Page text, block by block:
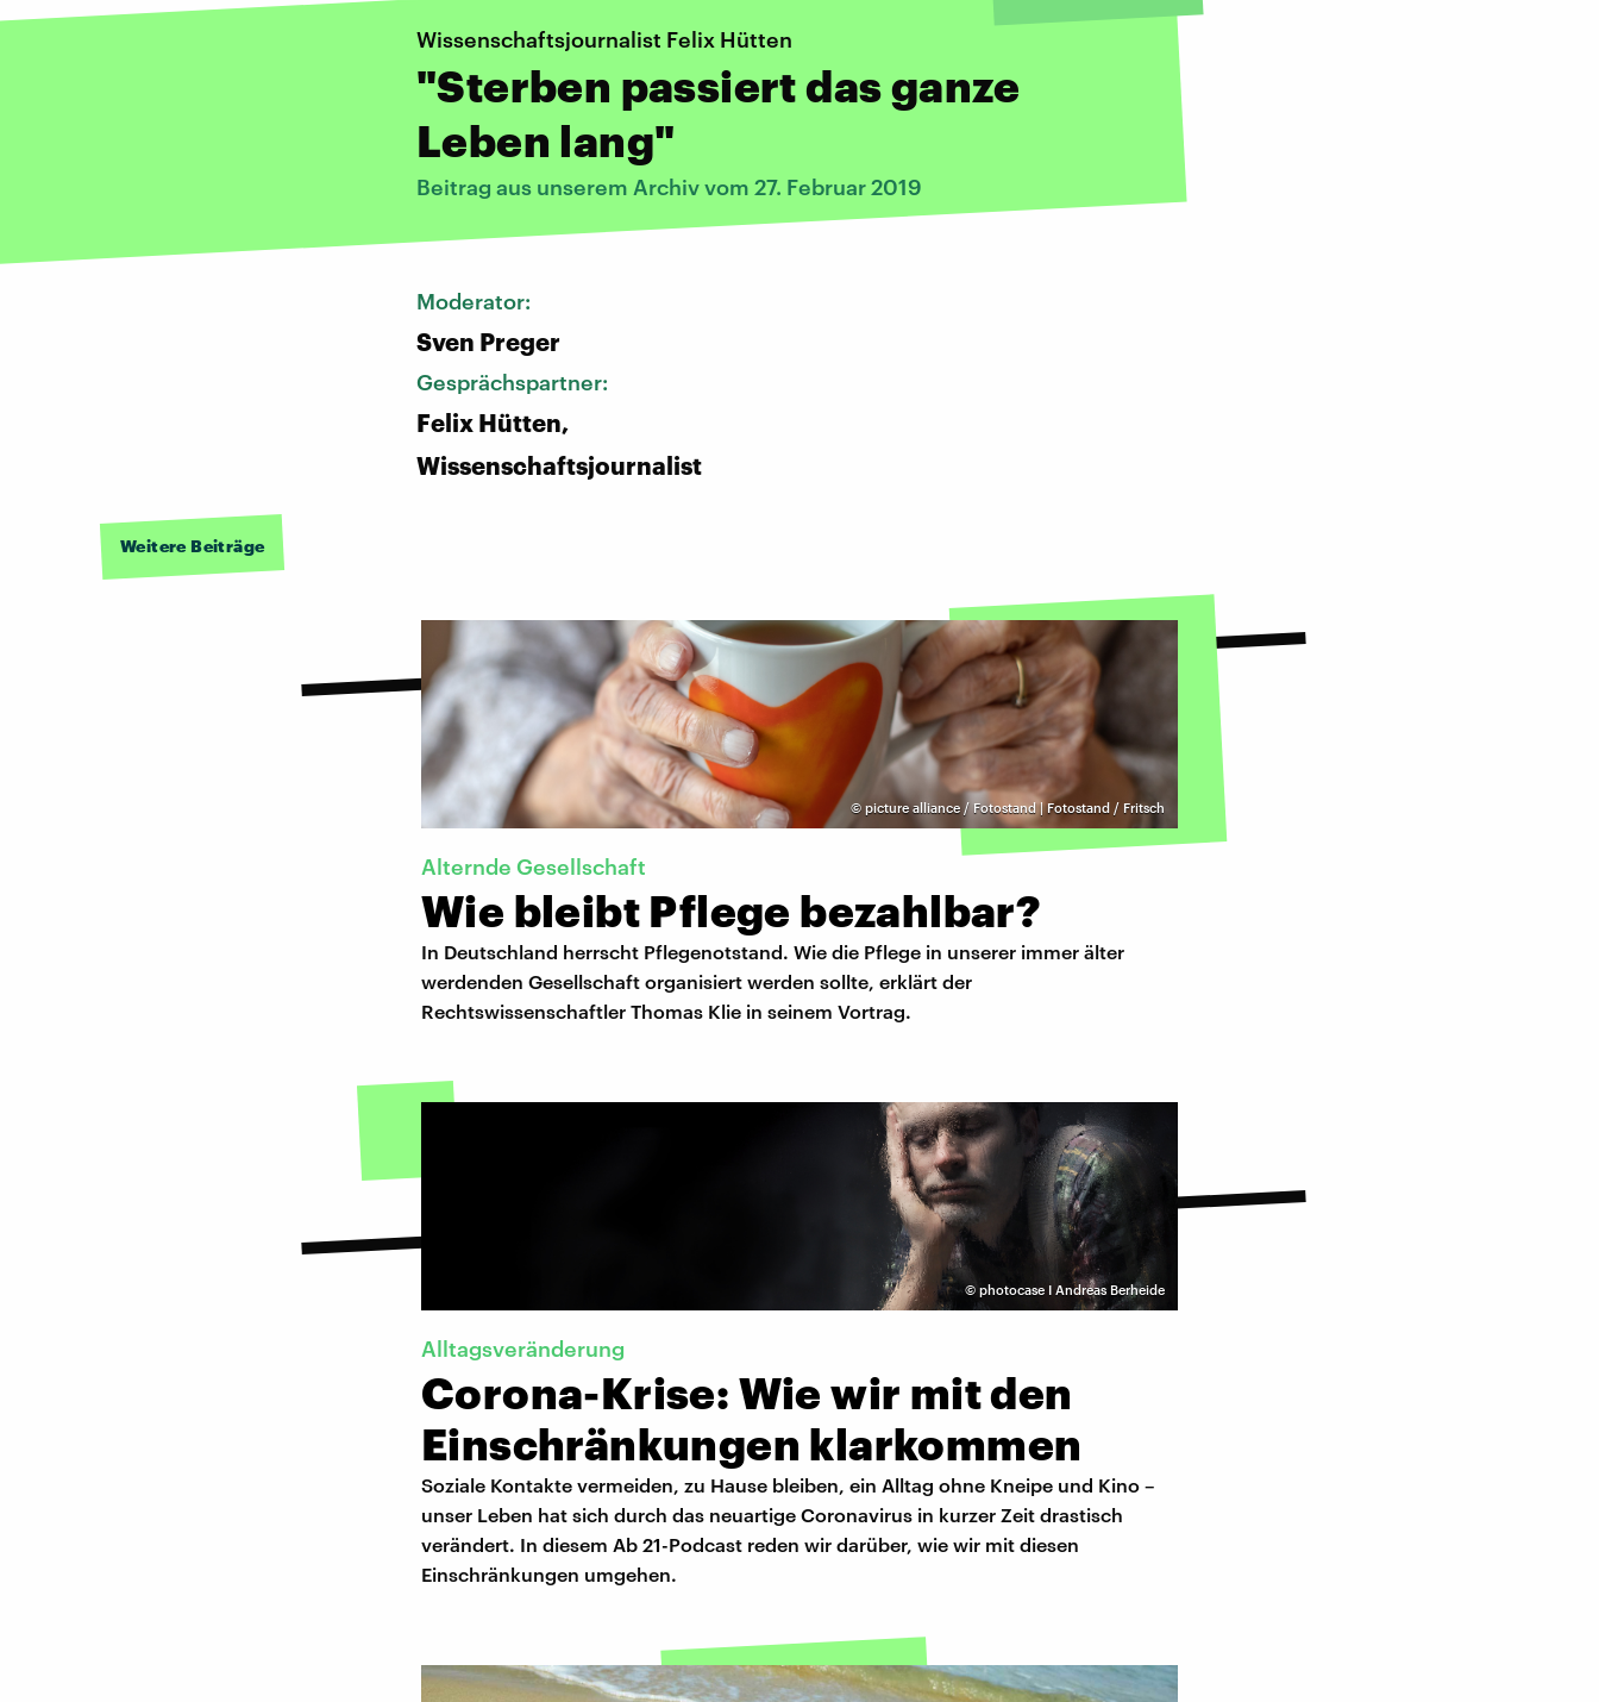
Wissenschaftsjournalist Felix Hütten
"Sterben passiert das ganze
Leben lang"
Beitrag aus unserem Archiv vom 27. Februar 2019
Moderator:
Sven Preger
Gesprächspartner:
Felix Hütten,
Wissenschaftsjournalist
Weitere Beiträge
© picture alliance / Fotostand | Fotostand / Fritsch
Alternde Gesellschaft
Wie bleibt Pflege bezahlbar?
In Deutschland herrscht Pflegenotstand. Wie die Pflege in unserer immer älter
werdenden Gesellschaft organisiert werden sollte, erklärt der
Rechtswissenschaftler Thomas Klie in seinem Vortrag.
© photocase I Andreas Berheide
Alltagsveränderung
Corona-Krise: Wie wir mit den
Einschränkungen klarkommen
Soziale Kontakte vermeiden, zu Hause bleiben, ein Alltag ohne Kneipe und Kino –
unser Leben hat sich durch das neuartige Coronavirus in kurzer Zeit drastisch
verändert. In diesem Ab 21-Podcast reden wir darüber, wie wir mit diesen
Einschränkungen umgehen.